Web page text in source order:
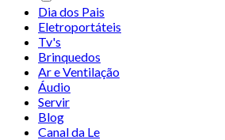
Dia dos Pais
Eletroportáteis
Tv's
Brinquedos
Ar e Ventilação
Áudio
Servir
Blog
Canal da Le